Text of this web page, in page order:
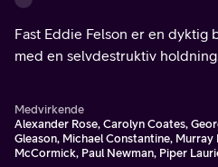
Fast Eddie Felson er en
med en selvdestruktiv
Medvirkende
Alexander Rose, Carolyn Coates,
Gleason, Michael Constantine,
McCormick, Paul Newman, Piper